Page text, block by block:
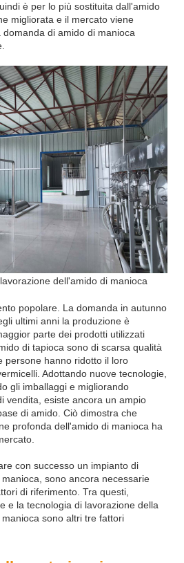
è per lo più sostituita dall'amido
migliorata e il mercato viene
di amido di manioca
dell'amido di manioca
popolare. La domanda in autunno
ultimi anni la produzione è
parte dei prodotti utilizzati
di tapioca sono di scarsa qualità
persone hanno ridotto il loro
Adottando nuove tecnologie,
gli imballaggi e migliorando
vendita, esiste ancora un ampio
di amido. Ciò dimostra che
profonda dell'amido di manioca ha
con successo un impianto di
sono ancora necessarie
di riferimento. Tra questi,
e la tecnologia di lavorazione della
sono altri tre fattori